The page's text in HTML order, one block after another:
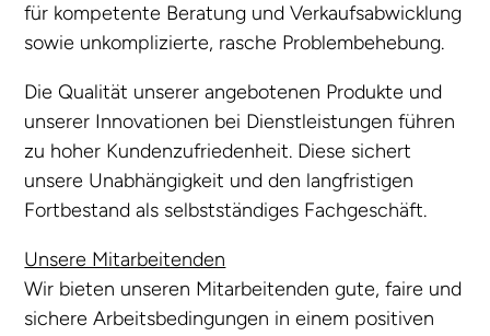
für kompetente Beratung und Verkaufsabwicklung
sowie unkomplizierte, rasche Problembehebung.
Die Qualität unserer angebotenen Produkte und
unserer Innovationen bei Dienstleistungen führen
zu hoher Kundenzufriedenheit. Diese sichert
unsere Unabhängigkeit und den langfristigen
Fortbestand als selbstständiges Fachgeschäft.
Unsere Mitarbeitenden
Wir bieten unseren Mitarbeitenden gute, faire und
sichere Arbeitsbedingungen in einem positiven